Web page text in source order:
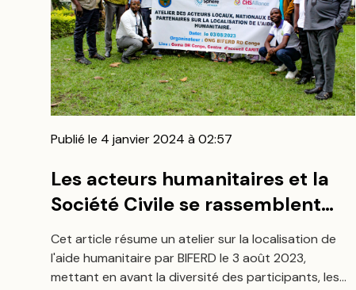
Publié le 4 janvier 2024 à 02:57
Les acteurs humanitaires et la
Société Civile se rassemblent
pour discuter de la localisation
de l'Aide Humanitaire
Cet article résume un atelier sur la localisation de
l'aide humanitaire par BIFERD le 3 août 2023,
mettant en avant la diversité des participants, les